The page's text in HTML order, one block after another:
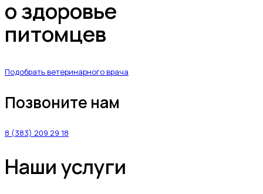
о здоровье
питомцев
Подобрать ветеринарного врача
Позвоните нам
8 (383) 209 29 18
Наши услуги